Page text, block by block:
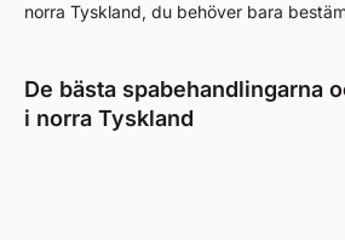
norra Tyskland, du behöver bara
De bästa spabehandlingarna
i norra Tyskland